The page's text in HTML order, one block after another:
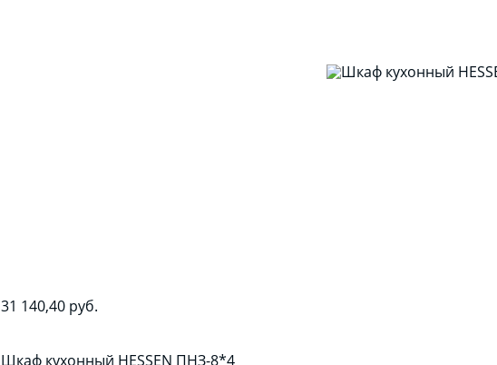
31 140,40 руб.
Шкаф кухонный HESSEN ПНЗ-8*4